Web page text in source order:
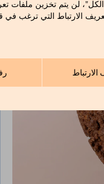
لن يتم تخزين ملفات
الارتباط التي ترغب في